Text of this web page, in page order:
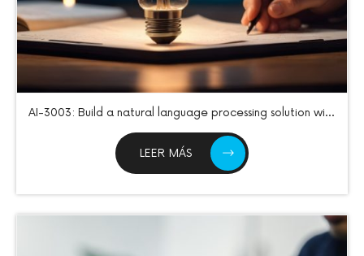
AI-3003: Build a natural language processing solution with
LEER MÁS